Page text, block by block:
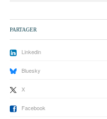
PARTAGER
Linkedin
Bluesky
X
Facebook